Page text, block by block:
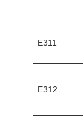
E311
E312